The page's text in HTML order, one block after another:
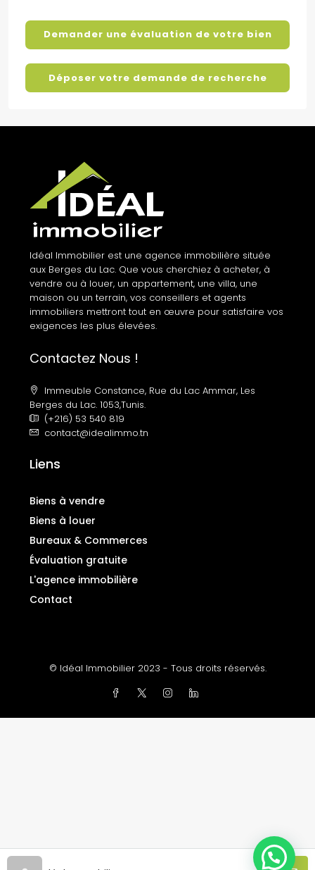
Demander une évaluation de votre bien
Déposer votre demande de recherche
Idéal Immobilier est une agence immobilière située
aux Berges du Lac. Que vous cherchiez à acheter, à
vendre ou à louer, un appartement, une villa, une
maison ou un terrain, vos conseillers et agents
immobiliers mettront tout en œuvre pour satisfaire vos
exigences les plus élevées.
Contactez Nous !
Immeuble Constance, Rue du Lac Ammar, Les
Berges du Lac. 1053,Tunis.
(+216) 53 540 819
contact@idealimmo.tn
Liens
Biens à vendre
Biens à louer
Bureaux & Commerces
Évaluation gratuite
L'agence immobilière
Contact
© Idéal Immobilier 2023 - Tous droits réservés.